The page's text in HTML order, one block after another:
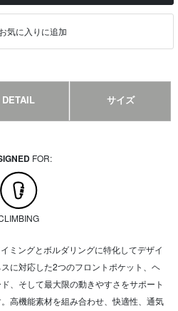
DETAIL サイズ
FOR:
ミングとボルダリングに特化してデザイ
に対応した2つのフロントポケット、ヘ
、そして最大限の動きやすさをサポート
高機能素材を組み合わせ、快適性、通気